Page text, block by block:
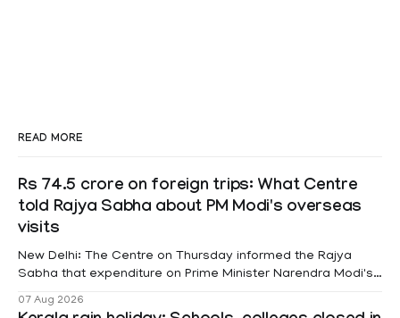
READ MORE
Rs 74.5 crore on foreign trips: What Centre
told Rajya Sabha about PM Modi's overseas
visits
New Delhi: The Centre on Thursday informed the Rajya
Sabha that expenditure on Prime Minister Narendra Modi's
information was provided by Minister of State for External
07 Aug 2026